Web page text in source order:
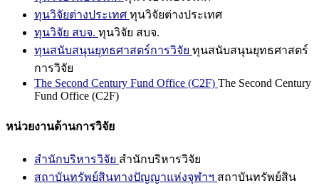
ทุนวิจัยต่างประเทศ ทุนวิจัยต่างประเทศ
ทุนวิจัย สบจ. ทุนวิจัย สบจ.
ทุนสนับสนุนยุทธศาสตร์การวิจัย ทุนสนับสนุนยุทธศาสตร์
การวิจัย
The Second Century Fund Office (C2F) The Second Century
Fund Office (C2F)
หน่วยงานด้านการวิจัย
สำนักบริหารวิจัย สำนักบริหารวิจัย
สถาบันทรัพย์สินทางปัญญาแห่งจุฬาฯ สถาบันทรัพย์สิน